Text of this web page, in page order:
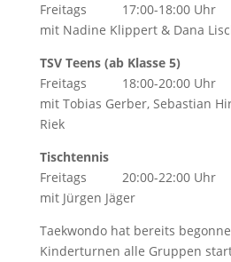
Freitags 17:00-18:00 Uhr
mit Nadine Klippert & Dana
TSV Teens (ab Klasse 5)
Freitags 18:00-20:00 Uhr
mit Tobias Gerber, Sebastian
Riek
Tischtennis
Freitags 20:00-22:00 Uhr
mit Jürgen Jäger
Taekwondo hat bereits
Kinderturnen alle Gruppen